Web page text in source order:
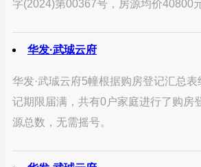
字(2024)第00367号，房源均价40800
华发·武珹云府
华发·武珹云府5幢根据购房登记汇总
记期限届满，共有0户家庭进行了购房
源总数，无需摇号。